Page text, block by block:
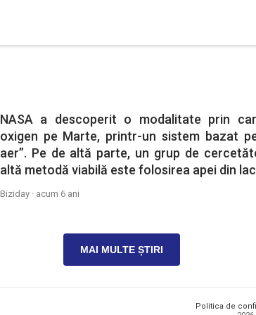
NASA a descoperit o modalitate prin
oxigen pe Marte, printr-un sistem bazat
aer”. Pe de altă parte, un grup de
altă metodă viabilă este folosirea apei din
Biziday · acum 6 ani
MAI MULTE ȘTIRI
Politica de